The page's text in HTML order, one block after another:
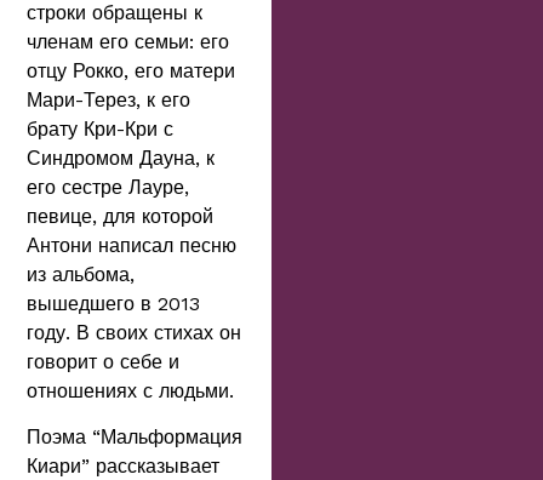
строки обращены к
членам его семьи: его
отцу Рокко, его матери
Мари-Терез, к его
брату Кри-Кри с
Синдромом Дауна, к
его сестре Лауре,
певице, для которой
Антони написал песню
из альбома,
вышедшего в 2013
году. В своих стихах он
говорит о себе и
отношениях с людьми.
Поэма “Мальформация
Киари” рассказывает